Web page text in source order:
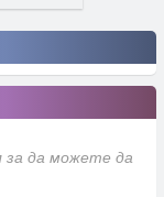
за да можете да